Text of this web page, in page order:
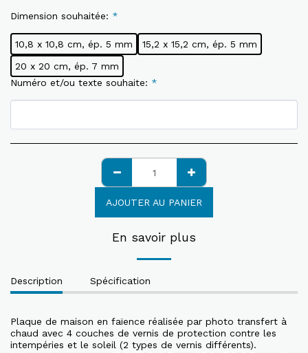
Dimension souhaitée: *
10,8 x 10,8 cm, ép. 5 mm
15,2 x 15,2 cm, ép. 5 mm
20 x 20 cm, ép. 7 mm
Numéro et/ou texte souhaite: *
AJOUTER AU PANIER
En savoir plus
Description Spécification
Plaque de maison en faïence réalisée par photo transfert à
chaud avec 4 couches de vernis de protection contre les
intempéries et le soleil (2 types de vernis différents).